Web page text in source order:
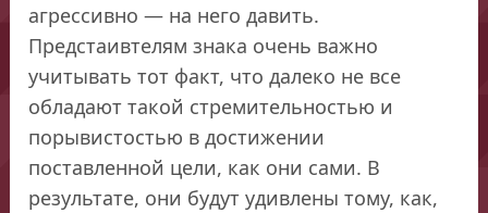
агрессивно — на него давить.
Предстаивтелям знака очень важно
учитывать тот факт, что далеко не все
обладают такой стремительностью и
порывистостью в достижении
поставленной цели, как они сами. В
результате, они будут удивлены тому, как,